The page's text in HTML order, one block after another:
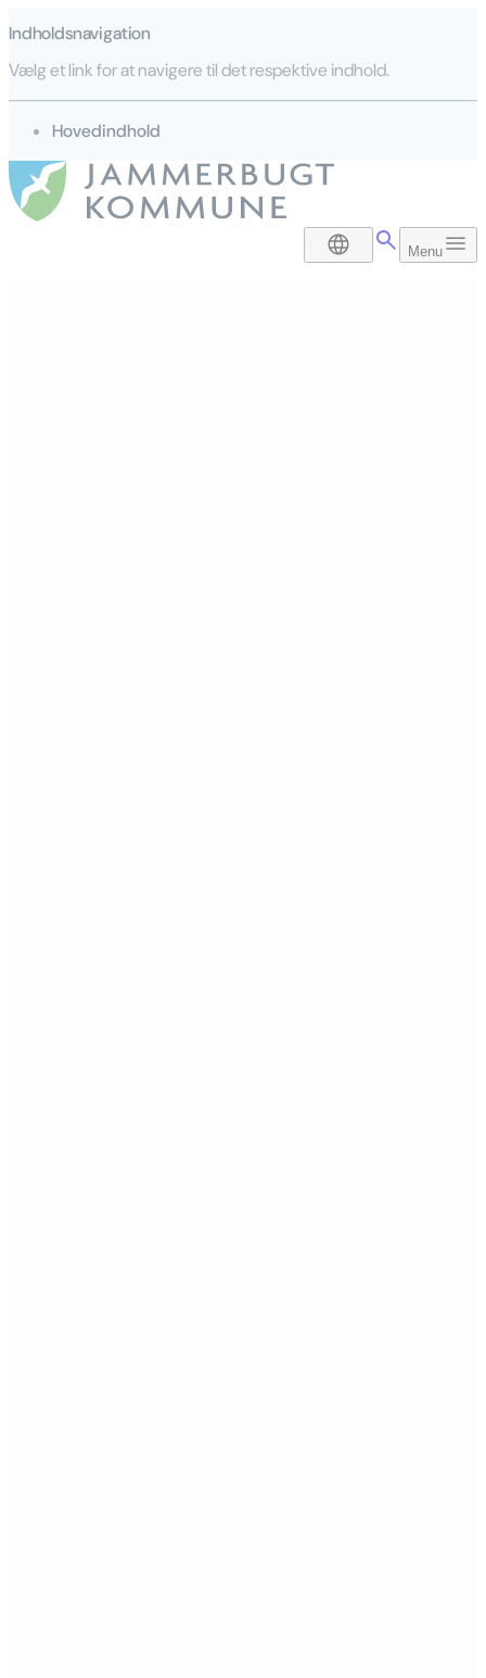
Indholdsnavigation
Vælg et link for at navigere til det respektive indhold.
gå til
Hovedindhold
DA Menu